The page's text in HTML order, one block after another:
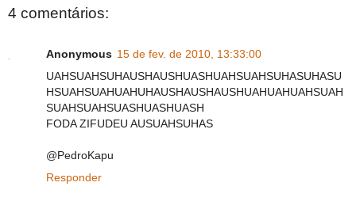
4 comentários:
Anonymous 15 de fev. de 2010, 13:33:00
UAHSUAHSUHAUSHAUSHUASHUAHSUAHSUHASUHASU
HSUAHSUAHUAHUHAUSHAUSHAUSHUAHUAHUAHSUAH
SUAHSUAHSUASHUASHUASH
FODA ZIFUDEU AUSUAHSUHAS
@PedroKapu
Responder